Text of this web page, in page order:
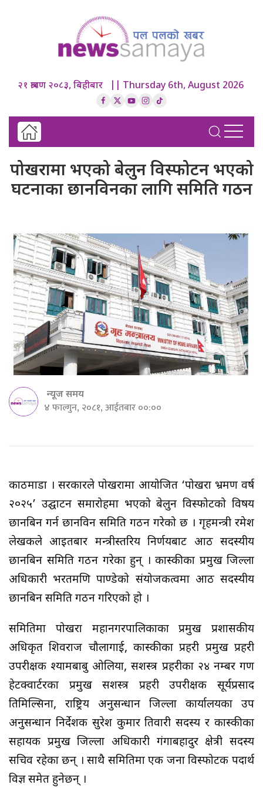
२१ श्रावण २०८३, बिहीबार || Thursday 6th, August 2026
पोखरामा भएको बेलुन विस्फोटन भएको
घटनाका छानविनका लागि समिति गठन
न्यूज समय
४ फाल्गुन, २०८१, आईतबार ००:००
काठमाडौँ । सरकारले पोखरामा आयोजित ‘पोखरा भ्रमण वर्ष
२०२५’ उद्घाटन समारोहमा भएको बेलुन विस्फोटको विषय
छानबिन गर्न छानविन समिति गठन गरेको छ । गृहमन्त्री रमेश
लेखकले आइतबार मन्त्रीस्तरिय निर्णयबाट आठ सदस्यीय
छानबिन समिति गठन गरेका हुन् । कास्कीका प्रमुख जिल्ला
अधिकारी भरतमणि पाण्डेको संयोजकत्वमा आठ सदस्यीय
छानबिन समिति गठन गरिएको हो ।
समितिमा पोखरा महानगरपालिकाका प्रमुख प्रशासकीय
अधिकृत शिवराज चौलागाई, कास्कीका प्रहरी प्रमुख प्रहरी
उपरीक्षक श्यामबाबु ओलिया, सशस्त्र प्रहरीका २४ नम्बर गण
हेटक्वार्टरका प्रमुख सशस्त्र प्रहरी उपरीक्षक सूर्यप्रसाद
तिमिल्सिना, राष्ट्रिय अनुसन्धान जिल्ला कार्यालयका उप
अनुसन्धान निर्देशक सुरेश कुमार तिवारी सदस्य र कास्कीका
सहायक प्रमुख जिल्ला अधिकारी गंगाबहादुर क्षेत्री सदस्य
सचिव रहेका छन् । साथै समितिमा एक जना विस्फोटक पदार्थ
विज्ञ समेत हुनेछन् ।